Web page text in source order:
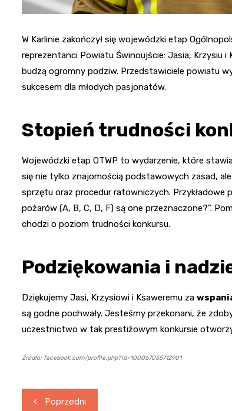
W Karlinie zakończył się wojewódzki etap
reprezentanci Powiatu Świnoujście: Jasia, Krzysiu
budzą ogromny podziw. Przedstawiciele powiatu
sukcesem dla młodych pasjonatów.
Stopień trudności
Wojewódzki etap OTWP to wydarzenie, które
się nie tylko znajomością podstawowych zasad,
sprzętu oraz procedur ratowniczych. Przykładowe
pożarów (A, B, C, D, F) są one przeznaczone?”.
chodzi o poziom trudności konkursu.
Podziękowania i
Dziękujemy Jasi, Krzysiowi i Ksaweremu za
są godne pochwały. Jesteśmy przekonani, że
uczestnictwo w tak prestiżowym konkursie
Źródło: facebook.com/profile.php?id=100067055712901
Nawigacja
Poprzedni